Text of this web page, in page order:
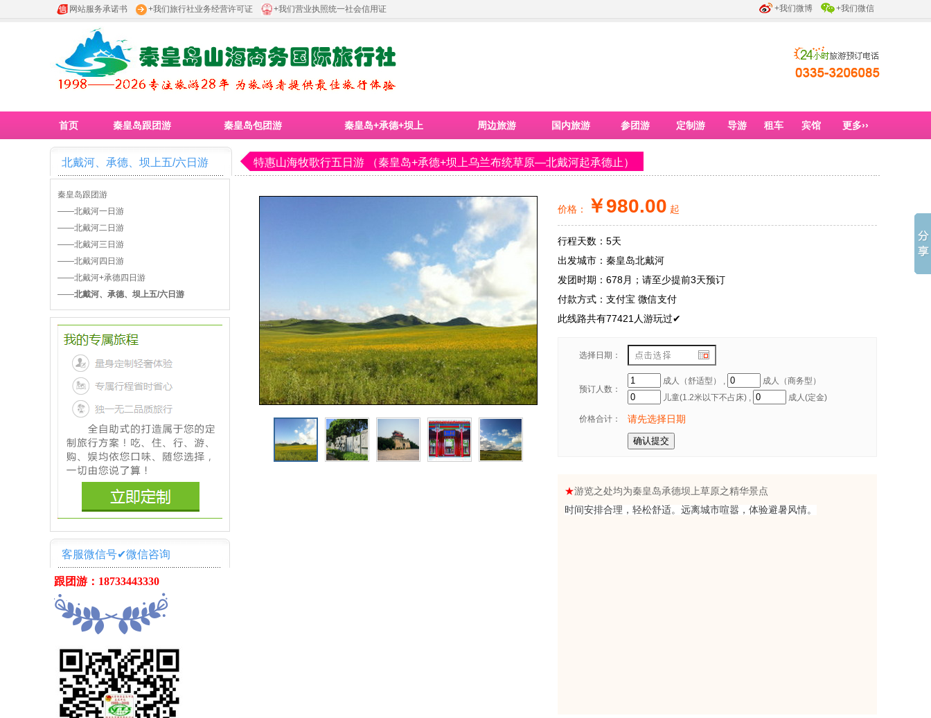
网站服务承诺书 +我们旅行社业务经营许可证 +我们营业执照统一社会信用证 +我们微博 +我们微信
首页 秦皇岛跟团游 秦皇岛包团游 秦皇岛+承德+坝上 周边旅游 国内旅游 参团游 定制游 导游 租车 宾馆 更多››
北戴河、承德、坝上五/六日游
秦皇岛跟团游
——北戴河一日游
——北戴河二日游
——北戴河三日游
——北戴河四日游
——北戴河+承德四日游
——北戴河、承德、坝上五/六日游
客服微信号✔微信咨询
跟团游：18733443330
特惠山海牧歌行五日游 （秦皇岛+承德+坝上乌兰布统草原—北戴河起承德止）
价格： ￥980.00 起
行程天数：5天
出发城市：秦皇岛北戴河
发团时期：678月；请至少提前3天预订
付款方式：支付宝 微信支付
此线路共有77421人游玩过✔
选择日期：
预订人数：
成人（舒适型） ,
成人（商务型）
儿童(1.2米以下不占床) ,
成人(定金)
价格合计： 请先选择日期
★游览之处均为秦皇岛承德坝上草原之精华景点
时间安排合理，轻松舒适。远离城市喧嚣，体验避暑风情。